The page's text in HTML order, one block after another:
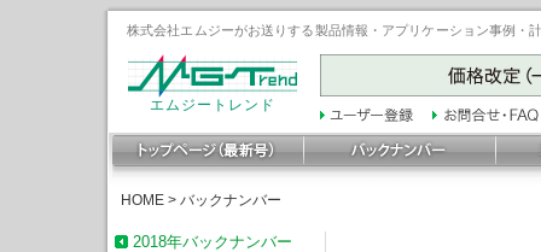
株式会社エムジーがお送りする製品情報・アプリケーション事例
エムジートレンド
HOME > バックナンバー
2018年バックナンバー